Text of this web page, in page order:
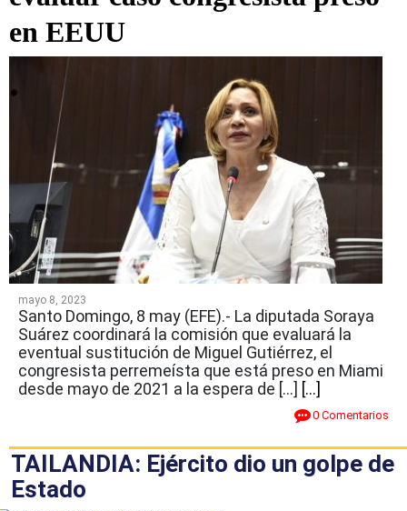
en EEUU
mayo 8, 2023
Santo Domingo, 8 may (EFE).- La diputada Soraya
Suárez coordinará la comisión que evaluará la
eventual sustitución de Miguel Gutiérrez, el
congresista perremeísta que está preso en Miami
desde mayo de 2021 a la espera de […] [...]
0 Comentarios
TAILANDIA: Ejército dio un golpe de
Estado